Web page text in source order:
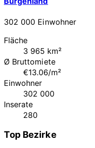
302 000 Einwohner
Fläche
3 965 km²
Ø Bruttomiete
€13.06/m²
Einwohner
302 000
Inserate
280
Top Bezirke